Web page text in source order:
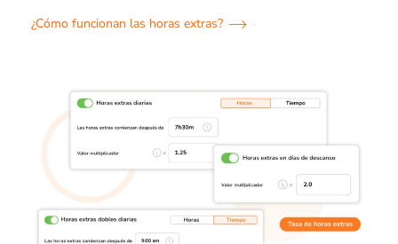
¿Cómo funcionan las horas extras?